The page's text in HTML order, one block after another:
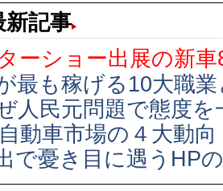
新記事
ーショー出展の新
最も稼げる10大職
人民元問題で態度
動車市場の４大動向
で憂き目に遇うHP